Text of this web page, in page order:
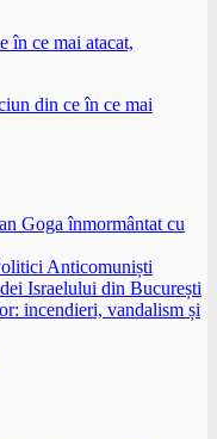
Goga înmormântat cu
Anticomuniști
Israelului din București
incendieri, vandalism și